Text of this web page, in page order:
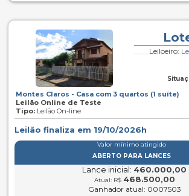
Leiloeiro:
Montes Claros - Casa com 3 quartos (1 suíte)
Leilão Online de Teste
Tipo:Leilão On-line
Leilão finaliza em 19/10/2026h
Valor mínimo atingido
ABERTO PARA LANCES
Lance inicial: 460.000,00
Atual: R$ 468.500,00
Ganhador atual: 0007503